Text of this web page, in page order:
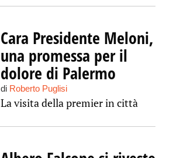
Cara Presidente Meloni,
una promessa per il
dolore di Palermo
di Roberto Puglisi
La visita della premier in città